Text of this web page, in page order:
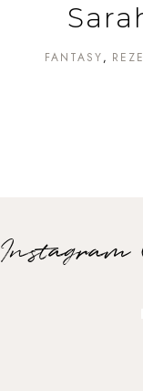
FANTASY
Instagram